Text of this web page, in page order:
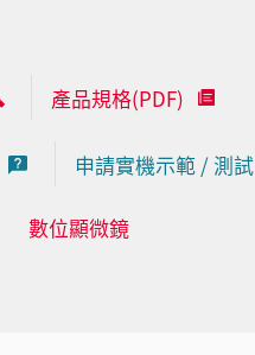
產品規格(PDF)
申請實機示範 / 測試
數位顯微鏡